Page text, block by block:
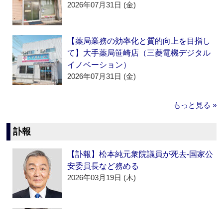
2026年07月31日 (金)
【薬局業務の効率化と質的向上を目指し
て】大手薬局笹崎店（三菱電機デジタル
イノベーション）
2026年07月31日 (金)
もっと見る »
訃報
【訃報】松本純元衆院議員が死去‐国家公
安委員長など務める
2026年03月19日 (木)